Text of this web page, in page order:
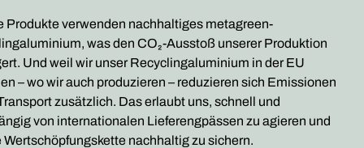
Produkte verwenden nachhaltiges metagreen-
was den CO₂-Ausstoß unserer Produktion
Und weil wir unser Recyclingaluminium in der EU
– wo wir auch produzieren – reduzieren sich Emissionen
zusätzlich. Das erlaubt uns, schnell und
von internationalen Lieferengpässen zu agieren und
Wertschöpfungskette nachhaltig zu sichern.